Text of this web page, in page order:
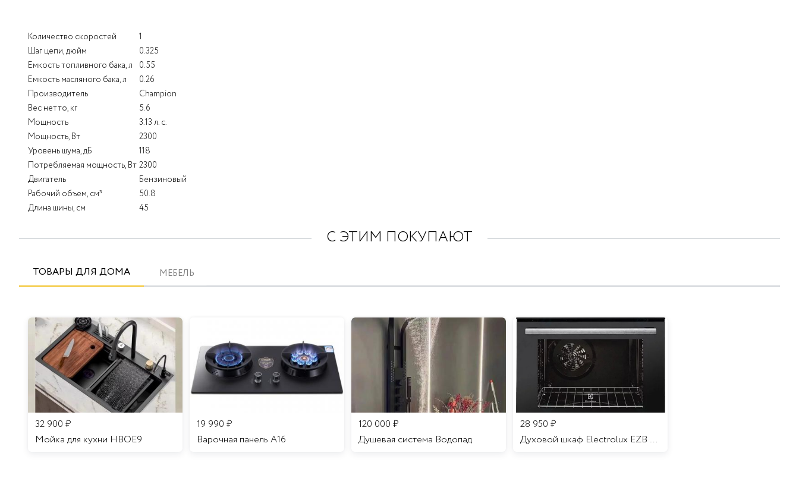
Количество скоростей
1
Шаг цепи, дюйм
0.325
Емкость топливного бака, л
0.55
Емкость масляного бака, л
0.26
Производитель
Champion
Вес нетто, кг
5.6
Мощность
3.13 л. с.
Мощность, Вт
2300
Уровень шума, дБ
118
Потребляемая мощность, Вт 2300
Двигатель
Бензиновый
Рабочий объем, см³
50.8
Длина шины, см
45
С ЭТИМ ПОКУПАЮТ
ТОВАРЫ ДЛЯ ДОМА МЕБЕЛЬ
32 900 ₽
Мойка для кухни HBOE9
19 990 ₽
Варочная панель A16
120 000 ₽
Душевая система Водопад
28 950 ₽
Духовой шкаф Electrolux EZB 52410 AK